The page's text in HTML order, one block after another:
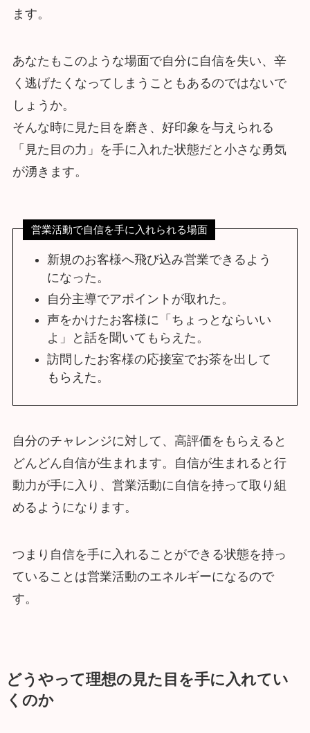
ます。
あなたもこのような場面で自分に自信を失い、辛
く逃げたくなってしまうこともあるのではないで
しょうか。
そんな時に見た目を磨き、好印象を与えられる
「見た目の力」を手に入れた状態だと小さな勇気
が湧きます。
営業活動で自信を手に入れられる場面
新規のお客様へ飛び込み営業できるよう
になった。
自分主導でアポイントが取れた。
声をかけたお客様に「ちょっとならいい
よ」と話を聞いてもらえた。
訪問したお客様の応接室でお茶を出して
もらえた。
自分のチャレンジに対して、高評価をもらえると
どんどん自信が生まれます。自信が生まれると行
動力が手に入り、営業活動に自信を持って取り組
めるようになります。
つまり自信を手に入れることができる状態を持っ
ていることは営業活動のエネルギーになるので
す。
どうやって理想の見た目を手に入れてい
くのか